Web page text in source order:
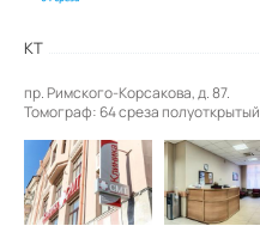
КТ
пр. Римского-Корсакова, д. 87.
Томограф: 64 среза полуоткрытый